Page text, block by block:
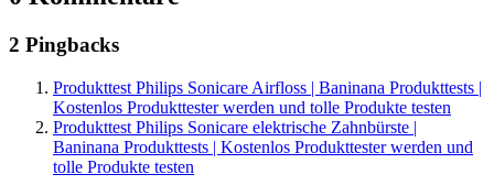
2 Pingbacks
Produkttest Philips Sonicare Airfloss | Baninana Produkttests |
Kostenlos Produkttester werden und tolle Produkte testen
Produkttest Philips Sonicare elektrische Zahnbürste |
Baninana Produkttests | Kostenlos Produkttester werden und
tolle Produkte testen